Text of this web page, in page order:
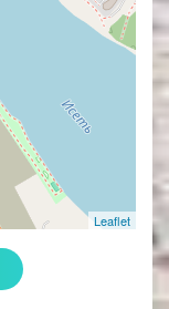
Leaflet